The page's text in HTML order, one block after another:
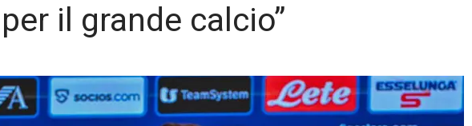
il grande calcio”